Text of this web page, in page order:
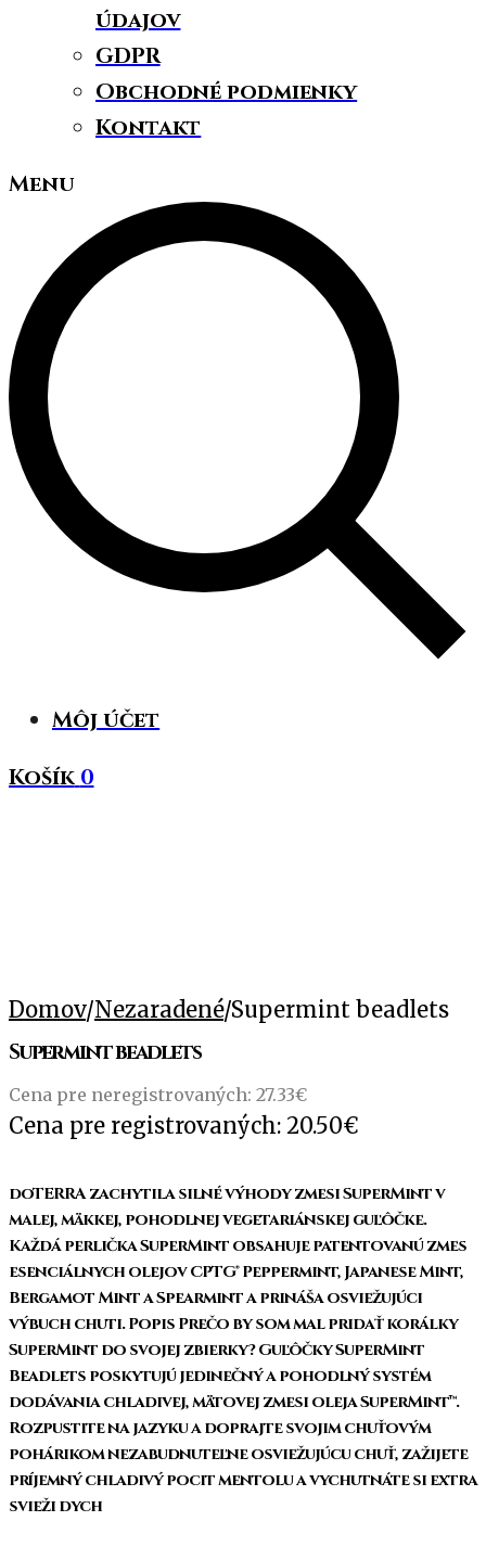
údajov
GDPR
Obchodné podmienky
Kontakt
Menu
Môj účet
Košík 0
Domov/Nezaradené/Supermint beadlets
Supermint beadlets
Cena pre neregistrovaných: 27.33€
Cena pre registrovaných: 20.50€
doTERRA zachytila ​​silné výhody zmesi SuperMint v
malej, mäkkej, pohodlnej vegetariánskej guľôčke.
Každá perlička SuperMint obsahuje patentovanú zmes
esenciálnych olejov CPTG® Peppermint, Japanese Mint,
Bergamot Mint a Spearmint a prináša osviežujúci
výbuch chuti. Popis Prečo by som mal pridať korálky
SuperMint do svojej zbierky? Guľôčky SuperMint
Beadlets poskytujú jedinečný a pohodlný systém
dodávania chladivej, mätovej zmesi oleja SuperMint™.
Rozpustite na jazyku a doprajte svojim chuťovým
pohárikom nezabudnuteľne osviežujúcu chuť, zažijete
príjemný chladivý pocit mentolu a vychutnáte si extra
svieži dych